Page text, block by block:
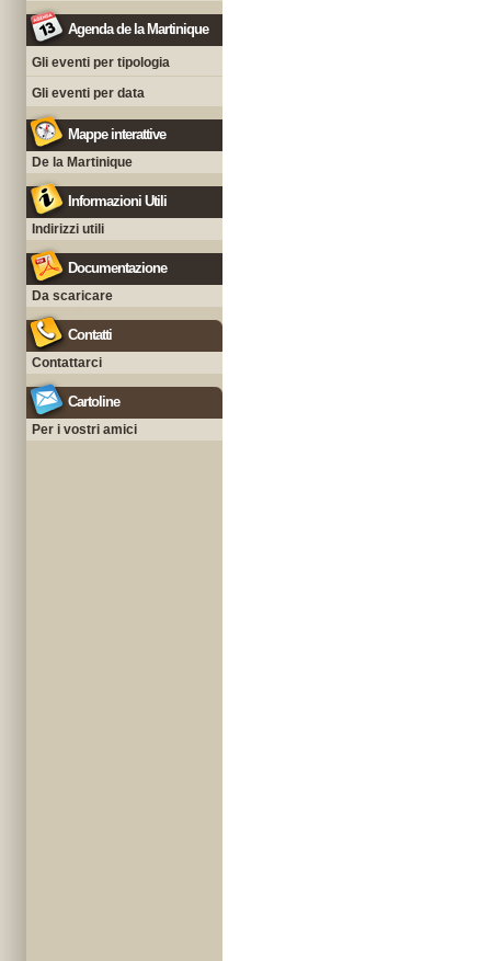
Agenda de la Martinique
Gli eventi per tipologia
Gli eventi per data
Mappe interattive
De la Martinique
Informazioni Utili
Indirizzi utili
Documentazione
Da scaricare
Contatti
Contattarci
Cartoline
Per i vostri amici